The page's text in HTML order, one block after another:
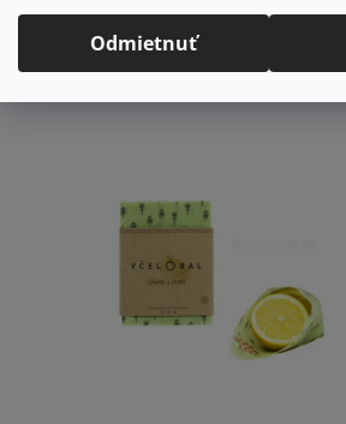
Odmietnuť
hodnotenie
produktu
je
Značka:Bionum